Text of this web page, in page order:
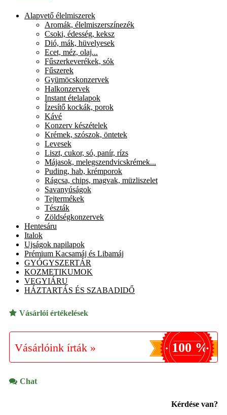
Alapvető élelmiszerek
Aromák, élelmiszerszínezék
Csoki, édesség, keksz
Dió, mák, hüvelyesek
Ecet, méz, olaj...
Fűszerkeverékek, sók
Fűszerek
Gyümöcskonzervek
Halkonzervek
Instant ételalapok
Ízesítő kockák, porok
Kávé
Konzerv készételek
Krémek, szószok, öntetek
Levesek
Liszt, cukor, só, panír, rízs
Májasok, melegszendvicskrémek...
Puding, hab, krémporok
Rágcsa, chips, magvak, müzliszelet
Savanyúságok
Tejtermékek
Tészták
Zöldségkonzervek
Hentesáru
Italok
Ujságok napilapok
Prémium Kacsamáj és Libamáj
GYÓGYSZERTÁR
KOZMETIKUMOK
VEGYIÁRU
HÁZTARTÁS ÉS SZABADIDŐ
Vásárlói értékelések
Vásárlóink írták » 100 %
Chat
Kérdése van?